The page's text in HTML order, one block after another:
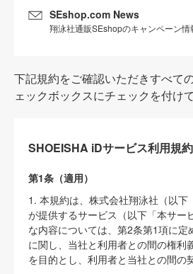
SEshop.com News
翔泳社通販SEshopのキャンペーン
下記規約をご確認いただきすべて
ェックボックスにチェックを付け
SHOEISHA iDサービス利用規約
第1条（適用）
1. 本規約は、株式会社翔泳社（以下
が提供するサービス（以下「本サー
な内容については、第2条第1項に定
に関し、当社と利用者との間の権利
を目的とし、利用者と当社との間の